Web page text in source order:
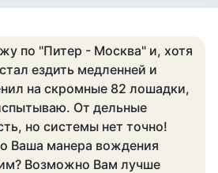
по "Питер - Москва" и, хотя
ездить медленней и
на скромные 82 лошадки,
От дельные
но системы нет точно!
Ваша манера вождения
Возможно Вам лучше